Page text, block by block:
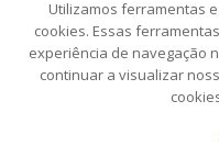
Utilizamos ferramentas
cookies. Essas
experiência de navegação
continuar a visualizar